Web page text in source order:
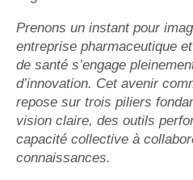
Prenons un instant pour
entreprise pharmaceutique
de santé s’engage
d’innovation. Cet avenir
repose sur trois piliers
vision claire, des outils
capacité collective à
connaissances.